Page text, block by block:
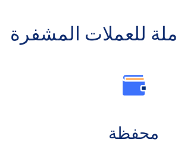
للعملات المشفرة
محفظة